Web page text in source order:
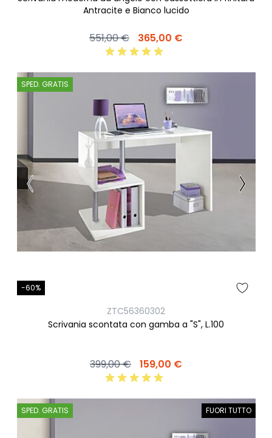
Antracite e Bianco lucido
551,00 € 365,00 €
SPED. GRATIS
-60%
ZTC56360302
Scrivania scontata con gamba a "S", L.100
399,00 € 159,00 €
SPED. GRATIS FUORI TUTTO